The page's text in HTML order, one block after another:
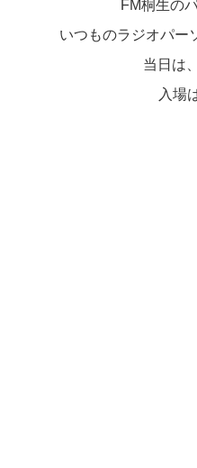
FM桐生の
いつものラジオパー
当日は
入場